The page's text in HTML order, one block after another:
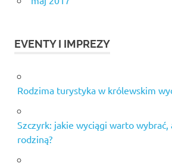
EVENTY I IMPREZY
Rodzima turystyka w królewskim
Szczyrk: jakie wyciągi warto wybrać,
rodziną?